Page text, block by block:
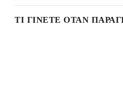
ΤΙ ΓΊΝΕΤΕ ΌΤΑΝ